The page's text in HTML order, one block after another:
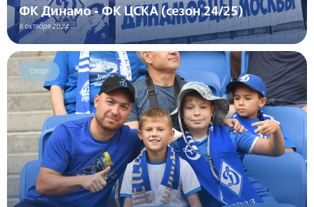
ФК Динамо - ФК ЦСКА (сезон 24/25)
6 октября 2024
Спорт